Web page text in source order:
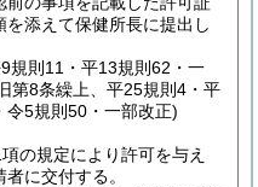
添えて保健所長に提出し
規則11・平13規則62・一
第8条繰上、平25規則4・平
5規則50・一部改正)
の規定により許可を与え
に交付する。